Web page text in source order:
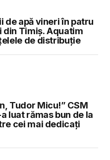
de apă vineri în patru
din Timiș. Aquatim
de distribuție
Tudor Micu!” CSM
luat rămas bun de la
cei mai dedicați